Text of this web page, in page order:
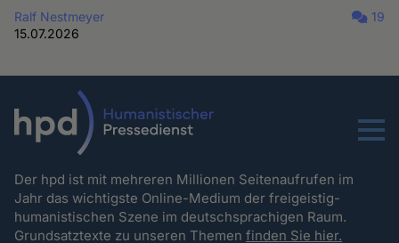
Ralf Nestmeyer
15.07.2026
19
Menu
Der hpd ist mit mehreren Millionen Seitenaufrufen im
Jahr das wichtigste Online-Medium der freigeistig-
humanistischen Szene im deutschsprachigen Raum.
Grundsatztexte zu unseren Themenfinden Sie hier.